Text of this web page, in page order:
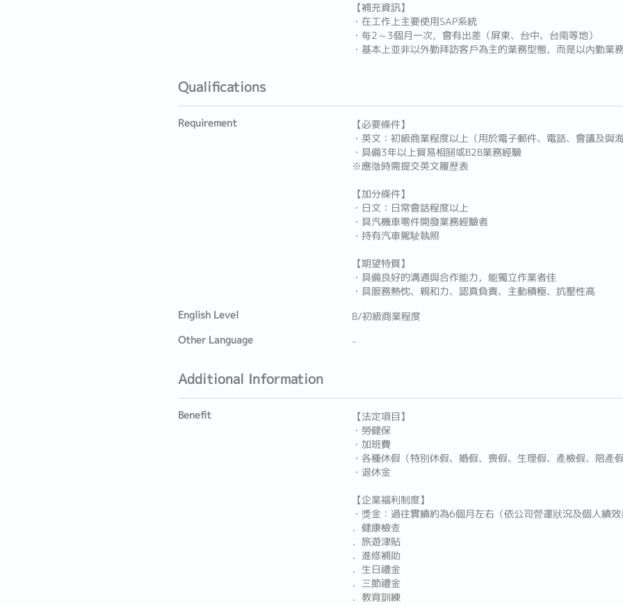
【補充資訊】
・在工作上主要使用SAP系統
・每2～3個月一次，會有出差（屏東、台中、台南等地）
・基本上並非以外勤拜訪客戶為主的業務型態，而是以內勤業
Qualifications
Requirement
【必要條件】
・英文：初級商業程度以上（用於電子郵件、電話、會議及與
・具備3年以上貿易相關或B2B業務經驗
※應徵時需提交英文履歷表
【加分條件】
・日文：日常會話程度以上
・具汽機車零件開發業務經驗者
・持有汽車駕駛執照
【期望特質】
・具備良好的溝通與合作能力，能獨立作業者佳
・具服務熱忱、親和力、認真負責、主動積極、抗壓性高
English Level
B/初級商業程度
Other Language
-
Additional Information
Benefit
【法定項目】
・勞健保
・加班費
・各種休假（特別休假、婚假、喪假、生理假、產檢假、陪產
・退休金
【企業福利制度】
・獎金：過往實績約為6個月左右（依公司營運狀況及個人績效
．健康檢查
．旅遊津貼
．進修補助
．生日禮金
．三節禮金
．教育訓練